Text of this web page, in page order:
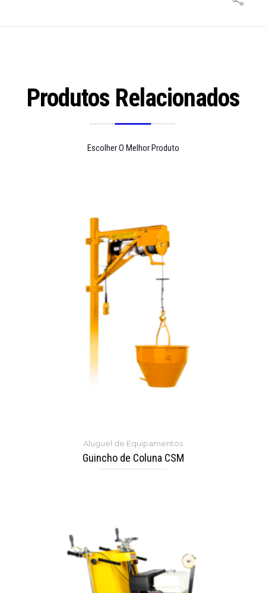
Produtos Relacionados
Escolher O Melhor Produto
Aluguel de Equipamentos
Guincho de Coluna CSM